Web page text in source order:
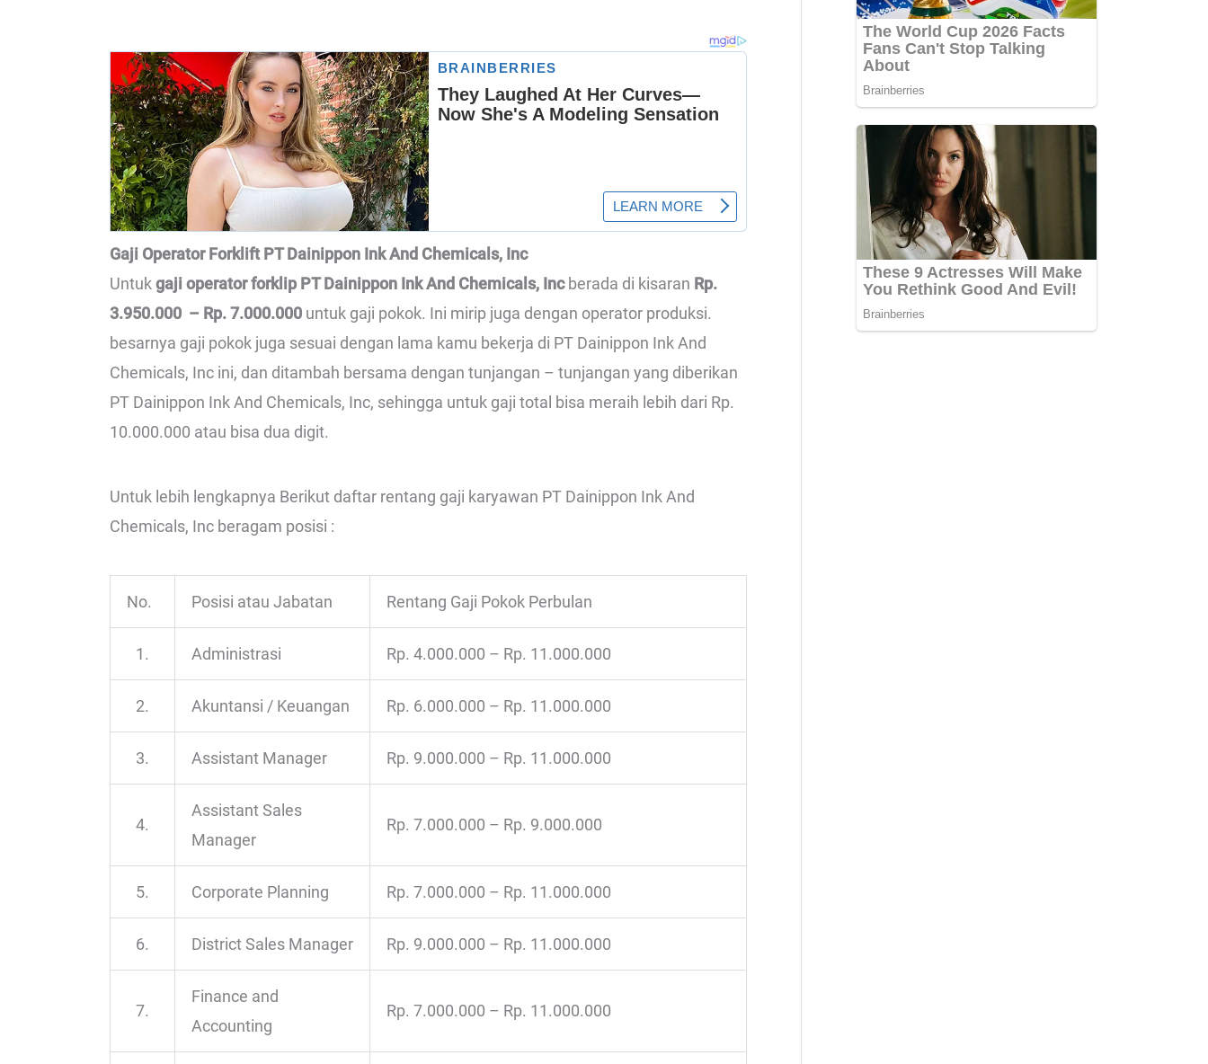
Gaji Operator Forklift PT Dainippon Ink And Chemicals, Inc
Untukgaji operator forklip PT Dainippon Ink And Chemicals, Incberada di kisaran Rp.
3.950.000 – Rp. 7.000.000 untuk gaji pokok. Ini mirip juga dengan operator produksi.
besarnya gaji pokok juga sesuai dengan lama kamu bekerja di PT Dainippon Ink And
Chemicals, Inc ini, dan ditambah bersama dengan tunjangan – tunjangan yang diberikan
PT Dainippon Ink And Chemicals, Inc, sehingga untuk gaji total bisa meraih lebih dari Rp.
10.000.000 atau bisa dua digit.
Untuk lebih lengkapnya Berikut daftar rentang gaji karyawan PT Dainippon Ink And
Chemicals, Inc beragam posisi :
No. Posisi atau Jabatan Rentang Gaji Pokok Perbulan
1. Administrasi Rp. 4.000.000 – Rp. 11.000.000
2. Akuntansi / Keuangan Rp. 6.000.000 – Rp. 11.000.000
3. Assistant Manager Rp. 9.000.000 – Rp. 11.000.000
4.
Assistant Sales
Manager
Rp. 7.000.000 – Rp. 9.000.000
5. Corporate Planning Rp. 7.000.000 – Rp. 11.000.000
6. District Sales Manager Rp. 9.000.000 – Rp. 11.000.000
7.
Finance and
Accounting
Rp. 7.000.000 – Rp. 11.000.000